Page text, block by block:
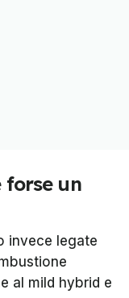
forse un
invece legate
al mild hybrid e